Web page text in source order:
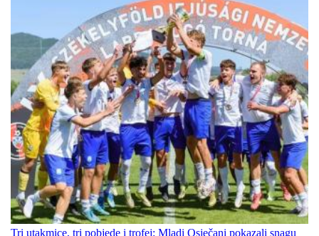
Tri utakmice, tri pobjede i trofej: Mladi Osječani pokazali snagu